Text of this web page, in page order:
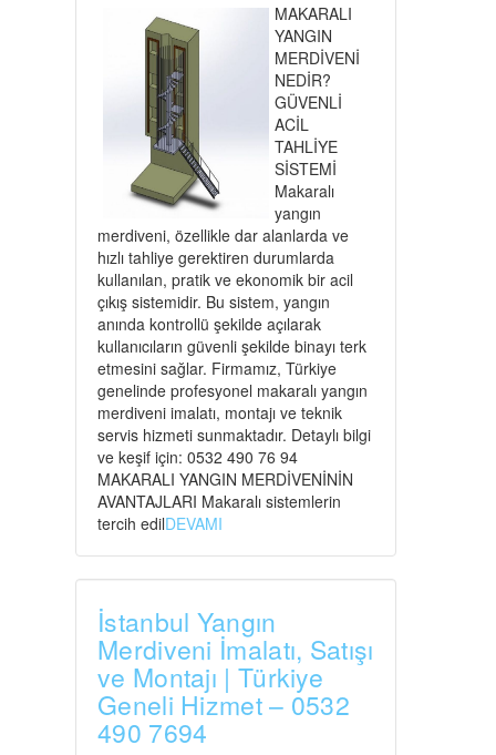
MAKARALI
YANGIN
MERDİVENİ
NEDİR?
GÜVENLİ
ACİL
TAHLİYE
SİSTEMİ
Makaralı
yangın
merdiveni, özellikle dar alanlarda ve
hızlı tahliye gerektiren durumlarda
kullanılan, pratik ve ekonomik bir acil
çıkış sistemidir. Bu sistem, yangın
anında kontrollü şekilde açılarak
kullanıcıların güvenli şekilde binayı terk
etmesini sağlar. Firmamız, Türkiye
genelinde profesyonel makaralı yangın
merdiveni imalatı, montajı ve teknik
servis hizmeti sunmaktadır. Detaylı bilgi
ve keşif için: 0532 490 76 94
MAKARALI YANGIN MERDİVENİNİN
AVANTAJLARI Makaralı sistemlerin
tercih edilDEVAMI
İstanbul Yangın
Merdiveni İmalatı, Satışı
ve Montajı | Türkiye
Geneli Hizmet – 0532
490 7694